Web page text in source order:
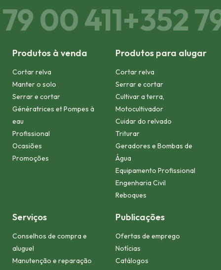
00 411+352
Produtos à venda
Cortar relva
Manter o solo
Serrar e cortar
Génératrices et Pompes à
eau
Profissional
Ocasiões
Promoções
Produtos para alugar
Cortar relva
Serrar e cortar
Cultivar a terra,
Motocultivador
Cuidar do relvado
Triturar
Geradores e Bombas de
Água
Equipamento Profissional
Engenharia Civil
Reboques
Serviços
Conselhos de compra e
aluguel
Manutenção e reparação
Publicações
Ofertas de emprego
Notícias
Catálogos